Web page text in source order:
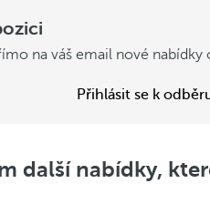
na váš email nové
Přihlásit se k
další nabídky,